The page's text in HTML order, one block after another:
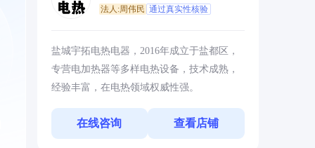
法人:周伟民 通过真实性核验
盐城宇拓电热电器，2016年成立于盐都区，
专营电加热器等多样电热设备，技术成熟，
经验丰富，在电热领域权威性强。
在线咨询 查看店铺